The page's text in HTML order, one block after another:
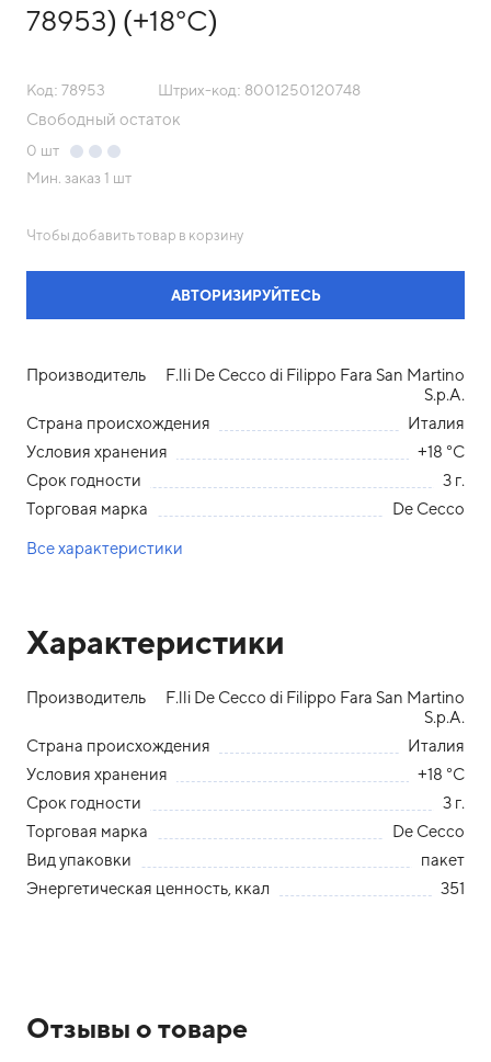
78953) (+18°С)
Код: 78953 Штрих-код: 8001250120748
Свободный остаток
0 шт
Мин. заказ 1 шт
Чтобы добавить товар в корзину
АВТОРИЗИРУЙТЕСЬ
Производитель
F.lli De Cecco di Filippo Fara San Martino
S.p.A.
Страна происхождения
Италия
Условия хранения
+18 °С
Срок годности
3 г.
Торговая марка
De Cecco
Все характеристики
Характеристики
Производитель
F.lli De Cecco di Filippo Fara San Martino
S.p.A.
Страна происхождения
Италия
Условия хранения
+18 °С
Срок годности
3 г.
Торговая марка
De Cecco
Вид упаковки
пакет
Энергетическая ценность, ккал
351
Отзывы о товаре